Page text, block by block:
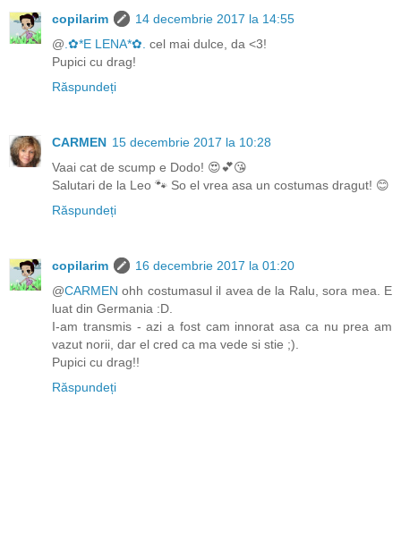
copilarim
14 decembrie 2017 la 14:55
@ .✿*E LENA*✿. cel mai dulce, da <3!
Pupici cu drag!
Răspundeți
CARMEN 15 decembrie 2017 la 10:28
Vaai cat de scump e Dodo! 😍💕😘
Salutari de la Leo 🐾 So el vrea asa un costumas dragut! 😊
Răspundeți
copilarim
16 decembrie 2017 la 01:20
@CARMEN ohh costumasul il avea de la Ralu, sora mea. E
luat din Germania :D.
I-am transmis - azi a fost cam innorat asa ca nu prea am
vazut norii, dar el cred ca ma vede si stie ;).
Pupici cu drag!!
Răspundeți